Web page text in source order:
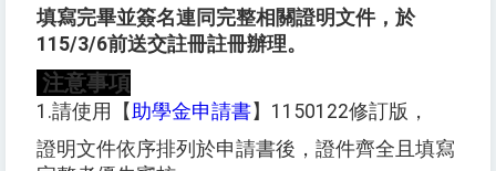
填寫完畢並簽名連同完整相關證明文件，於
115/3/6前送交註冊註冊辦理。
注意事項
1.請使用【助學金申請書】1150122修訂版，
證明文件依序排列於申請書後，證件齊全且填寫